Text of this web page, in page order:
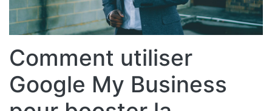
Comment utiliser
Google My Business